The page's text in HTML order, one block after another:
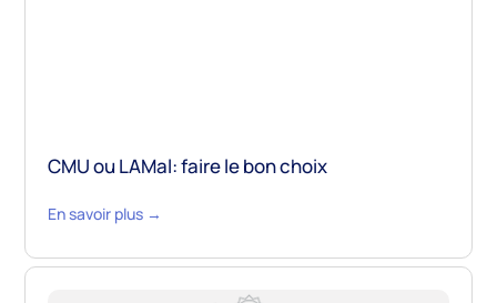
CMU ou LAMal: faire le bon choix
En savoir plus →